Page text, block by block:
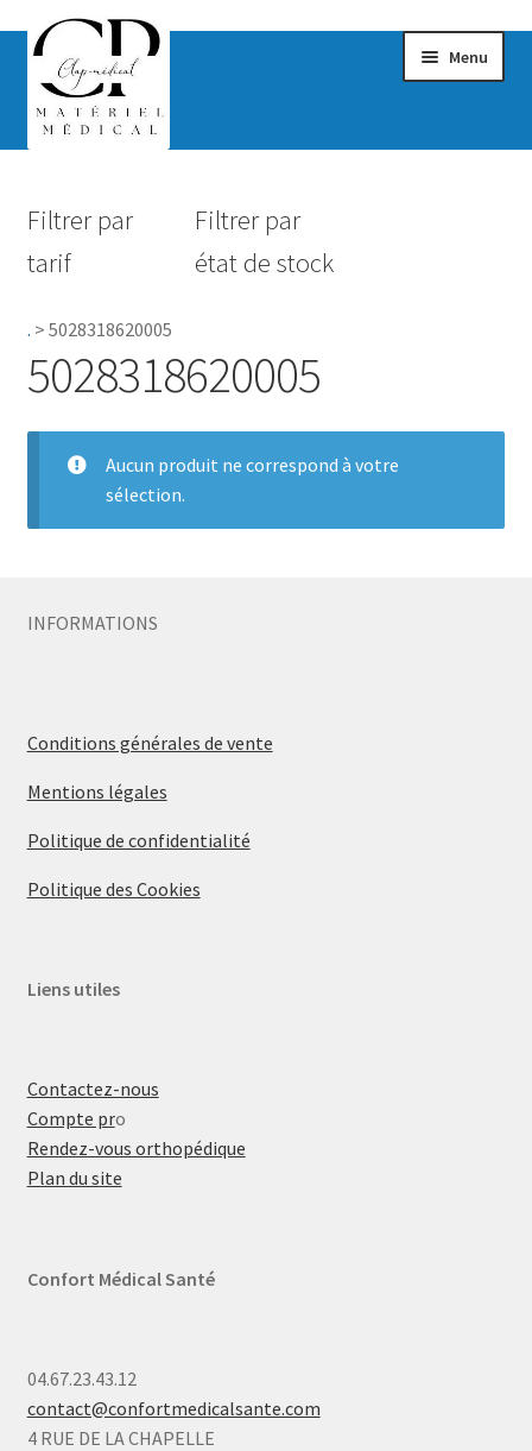
Menu
Hygiène
Accessoires Salle de bain
Pro.
Filtrer par
tarif
Filtrer par
état de stock
. > 5028318620005
5028318620005
Aucun produit ne correspond à votre
sélection.
INFORMATIONS
Conditions générales de vente
Mentions légales
Politique de confidentialité
Politique des Cookies
Liens utiles
Contactez-nous
Compte pro
Rendez-vous orthopédique
Plan du site
Confort Médical Santé
04.67.23.43.12
contact@confortmedicalsante.com
4 RUE DE LA CHAPELLE